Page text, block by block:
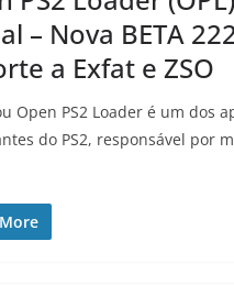
– Nova BETA
a Exfat e ZSO
Open PS2 Loader é um dos
do PS2, responsável por